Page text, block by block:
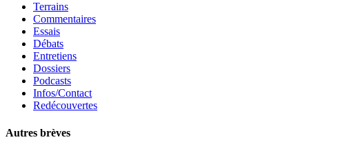
Terrains
Commentaires
Essais
Débats
Entretiens
Dossiers
Podcasts
Infos/Contact
Redécouvertes
Autres brèves